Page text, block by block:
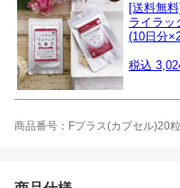
[送料無料]
ライラッ
(10日分
税込
商品番号：Fプラス(カプセル)20粒